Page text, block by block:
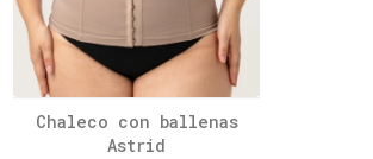
Chaleco con ballenas
Astrid